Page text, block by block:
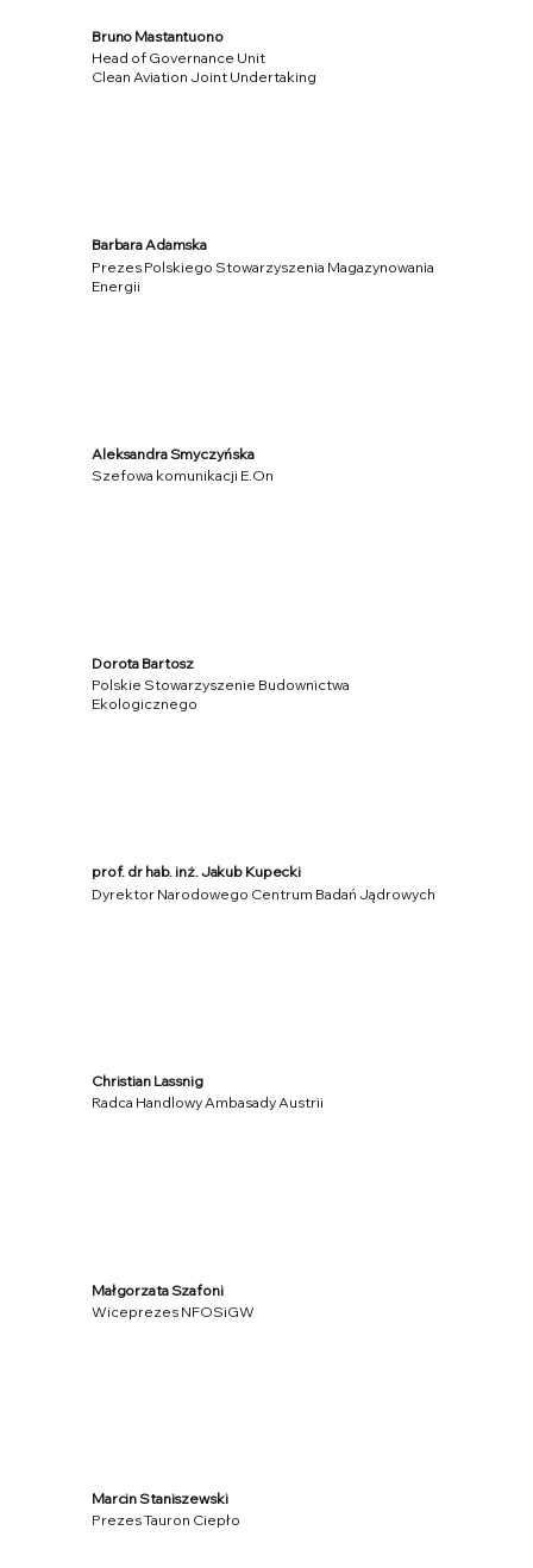
Bruno Mastantuono
Head of Governance Unit
Clean Aviation Joint Undertaking
Barbara Adamska
Prezes Polskiego Stowarzyszenia Magazynowania
Energii
Aleksandra Smyczyńska
Szefowa komunikacji E.On
Dorota Bartosz
Polskie Stowarzyszenie Budownictwa
Ekologicznego
prof. dr hab. inż. Jakub Kupecki
Dyrektor Narodowego Centrum Badań Jądrowych
Christian Lassnig
Radca Handlowy Ambasady Austrii
Małgorzata Szafoni
Wiceprezes NFOSiGW
Marcin Staniszewski
Prezes Tauron Ciepło